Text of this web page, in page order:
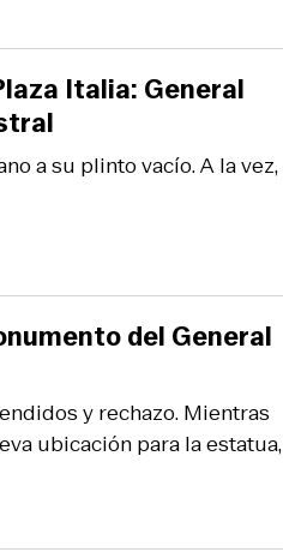
a su plinto vacío. A la vez,
Italia: General
y rechazo. Mientras
ubicación para la estatua,
del General